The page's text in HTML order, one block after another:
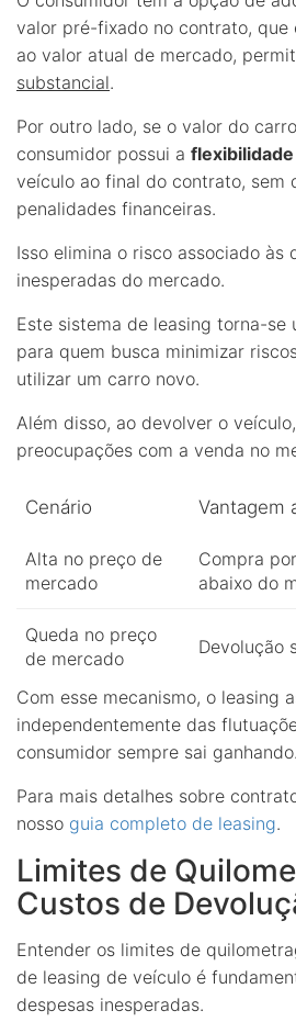
valor pré-fixado no contrato, que
ao valor atual de mercado,
substancial.
Por outro lado, se o valor do
consumidor possui a flexibilidade
veículo ao final do contrato, sem
penalidades financeiras.
Isso elimina o risco associado às
inesperadas do mercado.
Este sistema de leasing torna-se
para quem busca minimizar
utilizar um carro novo.
Além disso, ao devolver o
preocupações com a venda no
Cenário Vantagem
Alta no preço de
mercado
Compra
abaixo do
Queda no preço
de mercado
Devolução
Com esse mecanismo, o leasing
independentemente das
consumidor sempre sai ganhando.
Para mais detalhes sobre
nosso guia completo de leasing.
Limites de
Custos de
Entender os limites de
de leasing de veículo é
despesas inesperadas.